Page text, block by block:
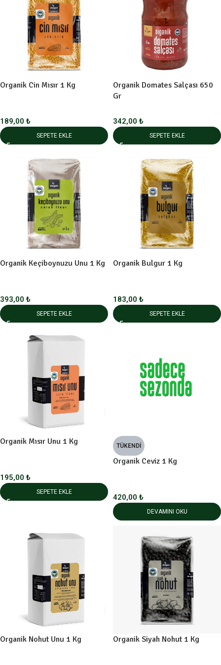
Organik Cin Mısır 1 Kg
189,00 ₺
SEPETE EKLE
Organik Domates Salçası 650
Gr
342,00 ₺
SEPETE EKLE
Organik Keçiboynuzu Unu 1 Kg
393,00 ₺
SEPETE EKLE
Organik Bulgur 1 Kg
183,00 ₺
SEPETE EKLE
Organik Mısır Unu 1 Kg
195,00 ₺
SEPETE EKLE
TÜKENDI
Organik Ceviz 1 Kg
420,00 ₺
DEVAMINI OKU
Organik Nohut Unu 1 Kg Organik Siyah Nohut 1 Kg